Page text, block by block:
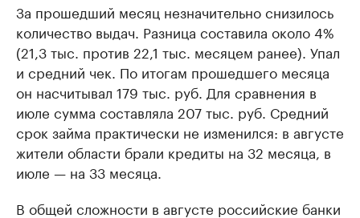
За прошедший месяц незначительно снизилось
количество выдач. Разница составила около 4%
(21,3 тыс. против 22,1 тыс. месяцем ранее). Упал
и средний чек. По итогам прошедшего месяца
он насчитывал 179 тыс. руб. Для сравнения в
июле сумма составляла 207 тыс. руб. Средний
срок займа практически не изменился: в августе
жители области брали кредиты на 32 месяца, в
июле — на 33 месяца.
В общей сложности в августе российские банки